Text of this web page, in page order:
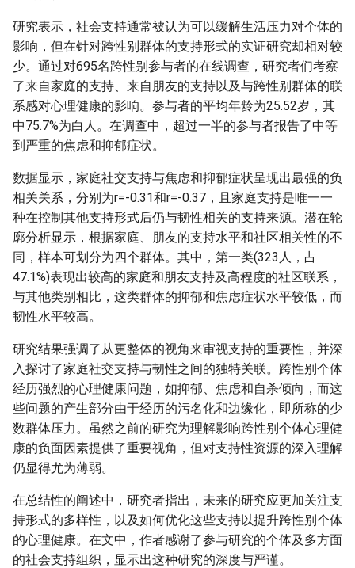
研究表示，社会支持通常被认为可以缓解生活压力对个体的
影响，但在针对跨性别群体的支持形式的实证研究却相对较
少。通过对695名跨性别参与者的在线调查，研究者们考察
了来自家庭的支持、来自朋友的支持以及与跨性别群体的联
系感对心理健康的影响。参与者的平均年龄为25.52岁，其
中75.7%为白人。在调查中，超过一半的参与者报告了中等
到严重的焦虑和抑郁症状。
数据显示，家庭社交支持与焦虑和抑郁症状呈现出最强的负
相关关系，分别为r=-0.31和r=-0.37，且家庭支持是唯一一
种在控制其他支持形式后仍与韧性相关的支持来源。潜在轮
廓分析显示，根据家庭、朋友的支持水平和社区相关性的不
同，样本可划分为四个群体。其中，第一类(323人，占
47.1%)表现出较高的家庭和朋友支持及高程度的社区联系，
与其他类别相比，这类群体的抑郁和焦虑症状水平较低，而
韧性水平较高。
研究结果强调了从更整体的视角来审视支持的重要性，并深
入探讨了家庭社交支持与韧性之间的独特关联。跨性别个体
经历强烈的心理健康问题，如抑郁、焦虑和自杀倾向，而这
些问题的产生部分由于经历的污名化和边缘化，即所称的少
数群体压力。虽然之前的研究为理解影响跨性别个体心理健
康的负面因素提供了重要视角，但对支持性资源的深入理解
仍显得尤为薄弱。
在总结性的阐述中，研究者指出，未来的研究应更加关注支
持形式的多样性，以及如何优化这些支持以提升跨性别个体
的心理健康。在文中，作者感谢了参与研究的个体及多方面
的社会支持组织，显示出这种研究的深度与严谨。